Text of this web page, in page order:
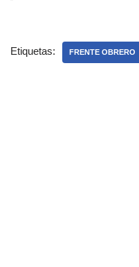
Etiquetas: FRENTE OBRERO